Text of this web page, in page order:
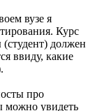
вузе я
Курс
должен
ввиду, какие
про
можно увидеть